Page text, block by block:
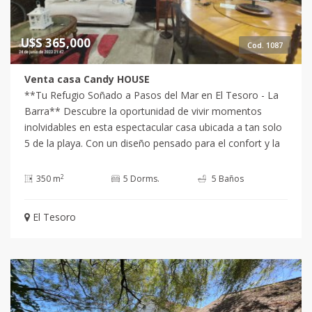
nuevo hogar. Consulta con nuestros asesores y descubre
todo lo que esta propiedad tiene para ofrecerte. ¡Tu
nuevo comienzo en Punta Ballena te espera!
Cod. 1087
U$S 365,000
Venta casa Candy HOUSE
**Tu Refugio Soñado a Pasos del Mar en El Tesoro - La
Barra** Descubre la oportunidad de vivir momentos
inolvidables en esta espectacular casa ubicada a tan solo
5 de la playa. Con un diseño pensado para el confort y la
ideal para disfrutar con familia y amigos. **Características
descanso de hasta 14 personas. - **Baños:** 5 baños
americana moderna que se integra perfectamente con un
amplio living y comedor, creando un ambiente acogedor y
luminoso. **Equipamiento de Primera:** Esta casa
350 m2 5 Dorms. 5 Baños
El Tesoro